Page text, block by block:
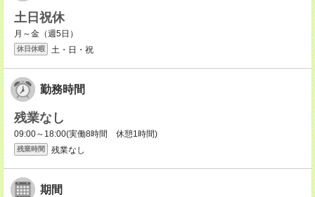
土日祝休
月～金（週5日）
休日休暇 土・日・祝
勤務時間
残業なし
09:00～18:00(実働8時間 休憩1時間)
残業時間 残業なし
期間